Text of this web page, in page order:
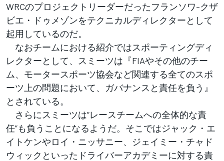
WRCのプロジェクトリーダーだったフランソワ-クザ
ビエ・ドゥメゾンをテクニカルディレクターとして
起用しているのだ。
なおチームにおける紹介ではスポーティングディ
レクターとして、スミーツは『FIAやその他のチー
ム、モータースポーツ協会など関連する全てのスポ
ーツ上の問題において、ガバナンスと責任を負う』
とされている。
さらにスミーツは”レースチームへの全体的な責
任”も負うことになるようだ。そこではジャック・エ
イトケンやロイ・ニッサニー、ジェイミー・チャド
ウィックといったドライバーアカデミーに対する責